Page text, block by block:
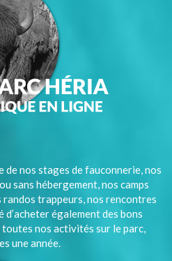
nos stages de fauconnerie, nos
sans hébergement, nos camps
trappeurs, nos rencontres
également des bons
nos activités sur le parc,
une année.